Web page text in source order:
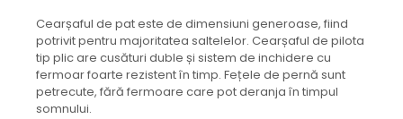
Cearșaful de pat este de dimensiuni generoase, fiind
potrivit pentru majoritatea saltelelor. Cearșaful de pilota
tip plic are cusături duble și sistem de inchidere cu
fermoar foarte rezistent în timp. Fețele de pernă sunt
petrecute, fără fermoare care pot deranja în timpul
somnului.